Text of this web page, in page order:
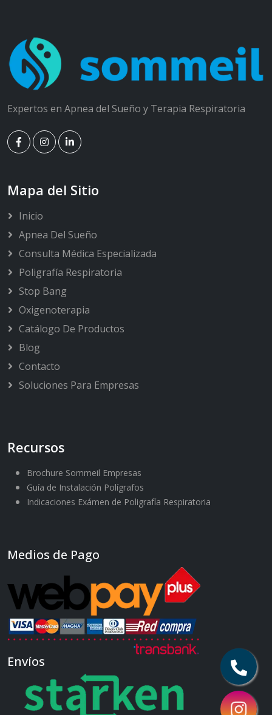
Expertos en Apnea del Sueño y Terapia Respiratoria
Mapa del Sitio
Inicio
Apnea Del Sueño
Consulta Médica Especializada
Poligrafía Respiratoria
Stop Bang
Oxigenoterapia
Catálogo De Productos
Blog
Contacto
Soluciones Para Empresas
Recursos
Brochure Sommeil Empresas
Guía de Instalación Polígrafos
Indicaciones Exámen de Poligrafía Respiratoria
Medios de Pago
Envíos